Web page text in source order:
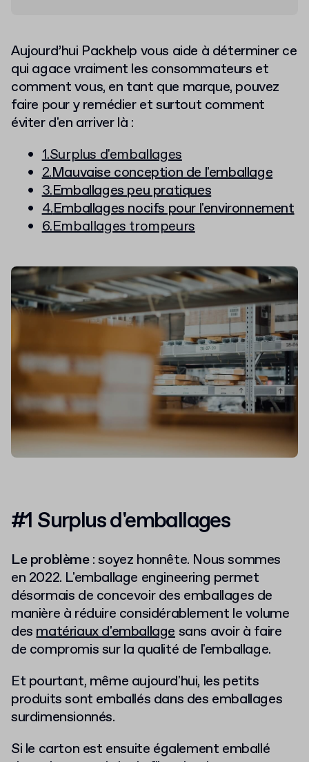
Aujourd’hui Packhelp vous aide à déterminer ce
qui agace vraiment les consommateurs et
comment vous, en tant que marque, pouvez
faire pour y remédier et surtout comment
éviter d'en arriver là :
1.Surplus d'emballages
2.Mauvaise conception de l'emballage
3.Emballages peu pratiques
4.Emballages nocifs pour l'environnement
6.Emballages trompeurs
#1 Surplus d'emballages
Le problème: soyez honnête. Nous sommes
en 2022. L'emballage engineering permet
désormais de concevoir des emballages de
manière à réduire considérablement le volume
desmatériaux d'emballagesans avoir à faire
de compromis sur la qualité de l'emballage.
Et pourtant, même aujourd'hui, les petits
produits sont emballés dans des emballages
surdimensionnés.
Si le carton est ensuite également emballé